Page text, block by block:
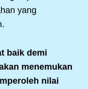
yang
baik demi
menemukan
nilai